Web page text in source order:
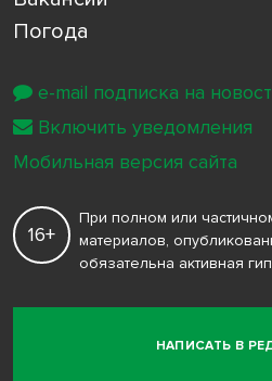
Погода
НАПИСАТЬ В
16+
При полном или
материалов,
обязательна активная
e-mail подписка на
Включить уведомления
Мобильная версия сайта